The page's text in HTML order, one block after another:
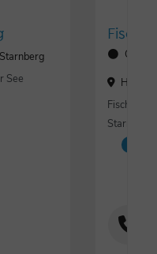
See
Fischerei